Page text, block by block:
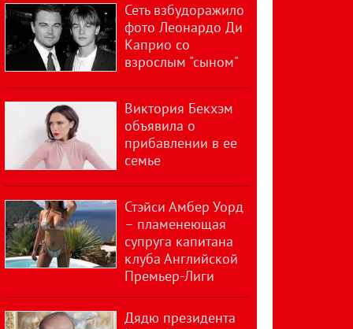
Сеть взбудоражило
фото Леонардо Ди
Каприо со
взрослым "сыном"
Виктория Бекхэм
объявила о
прибавлении в ее
семье
Стэйси Амбер Уорд
– пламенеющая
супруга капитана
клуба Английской
Премьер-Лиги
Дядю президента